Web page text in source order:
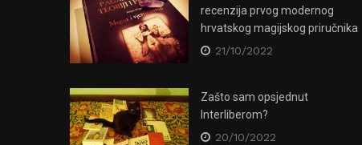
recenzija prvog modernog
hrvatskog magijskog priručnika
21/10/2022
Zašto sam opsjednut
Interliberom?
20/10/2022